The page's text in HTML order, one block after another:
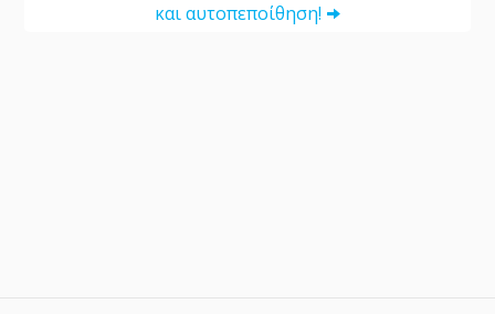
και αυτοπεποίθηση!